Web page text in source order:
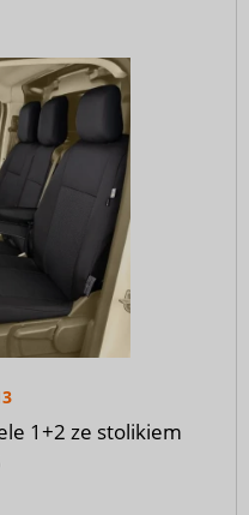
1+2 ze stolikiem